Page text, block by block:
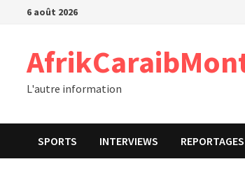
Passer6 août 2026
L'autre information
SPORTS INTERVIEWS REPORTAGES